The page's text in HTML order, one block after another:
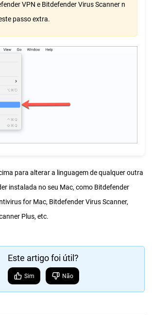
VPN e Bitdefender Virus Scanner n
passo extra.
para alterar a linguagem de qualquer outra
instalada no seu Mac, como Bitdefender
for Mac, Bitdefender Virus Scanner,
Plus, etc.
Este artigo foi útil?
Sim Não